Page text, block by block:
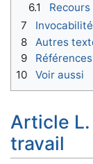
6.1
Recours
7
8
Autres
9
Références
10
Voir aussi
Article
travail